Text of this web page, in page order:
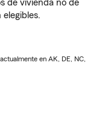
de vivienda no de
en AK, DE, NC,